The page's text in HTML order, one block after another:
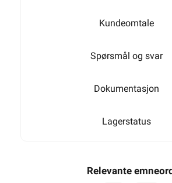
Kundeomtale
Spørsmål og svar
Dokumentasjon
Lagerstatus
Relevante